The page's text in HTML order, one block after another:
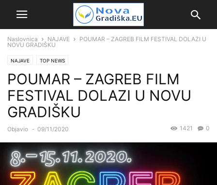
Naslovnica NAJAVE
POUMAR – ZAGREB FILM FESTIVAL DOLAZI U
NOVU GRADIŠKU
NAJAVE TOP NEWS
POUMAR – ZAGREB FILM
FESTIVAL DOLAZI U NOVU
GRADIŠKU
Objavio - 09/11/2020 0
1421